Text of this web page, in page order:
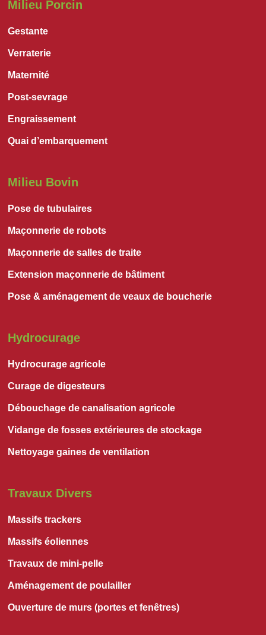
Milieu Porcin
Gestante
Verraterie
Maternité
Post-sevrage
Engraissement
Quai d’embarquement
Milieu Bovin
Pose de tubulaires
Maçonnerie de robots
Maçonnerie de salles de traite
Extension maçonnerie de bâtiment
Pose & aménagement de veaux de boucherie
Hydrocurage
Hydrocurage agricole
Curage de digesteurs
Débouchage de canalisation agricole
Vidange de fosses extérieures de stockage
Nettoyage gaines de ventilation
Travaux Divers
Massifs trackers
Massifs éoliennes
Travaux de mini-pelle
Aménagement de poulailler
Ouverture de murs (portes et fenêtres)